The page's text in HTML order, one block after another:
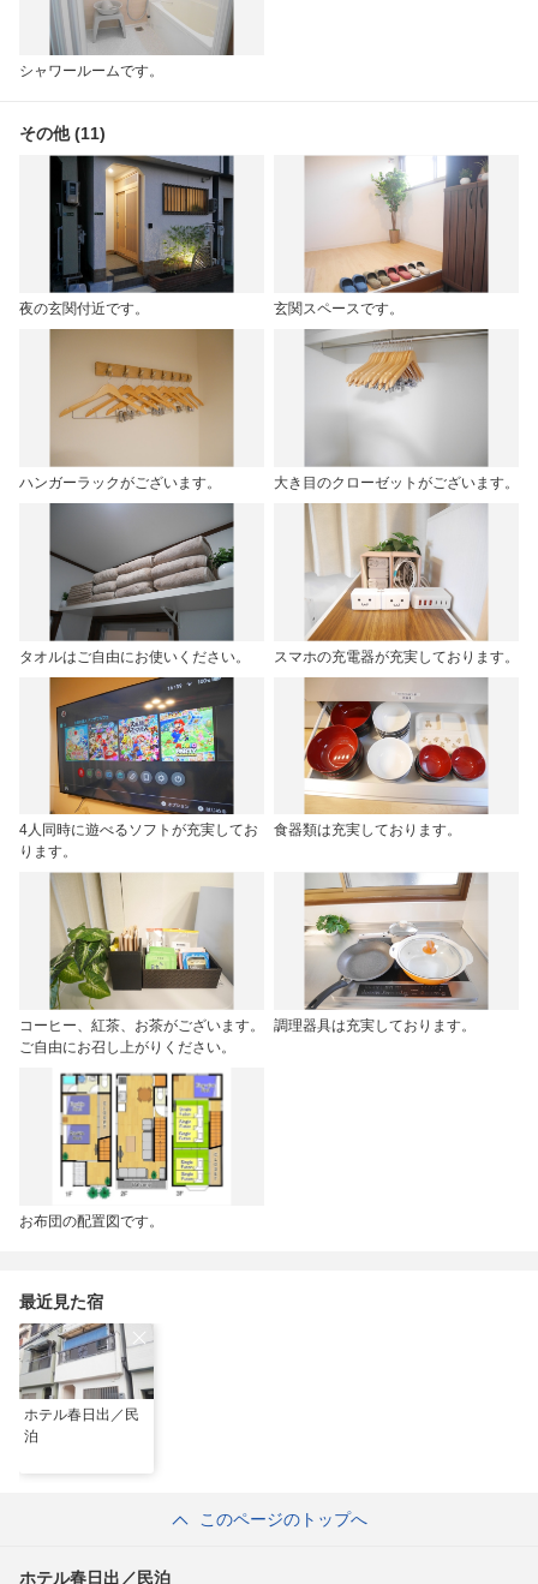
シャワールームです。
その他 (11)
夜の玄関付近です。 玄関スペースです。
ハンガーラックがございます。 大き目のクローゼットがございます。
タオルはご自由にお使いください。 スマホの充電器が充実しております。
4人同時に遊べるソフトが充実してお
ります。
食器類は充実しております。
コーヒー、紅茶、お茶がございます。
ご自由にお召し上がりください。
調理器具は充実しております。
お布団の配置図です。
最近見た宿
ホテル春日出／民
泊
このページのトップへ
ホテル春日出／民泊